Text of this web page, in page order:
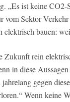
„Es ist keine
vom Sektor
elektrisch bauen:
Zukunft rein
in diese
gegen
Wenn keine